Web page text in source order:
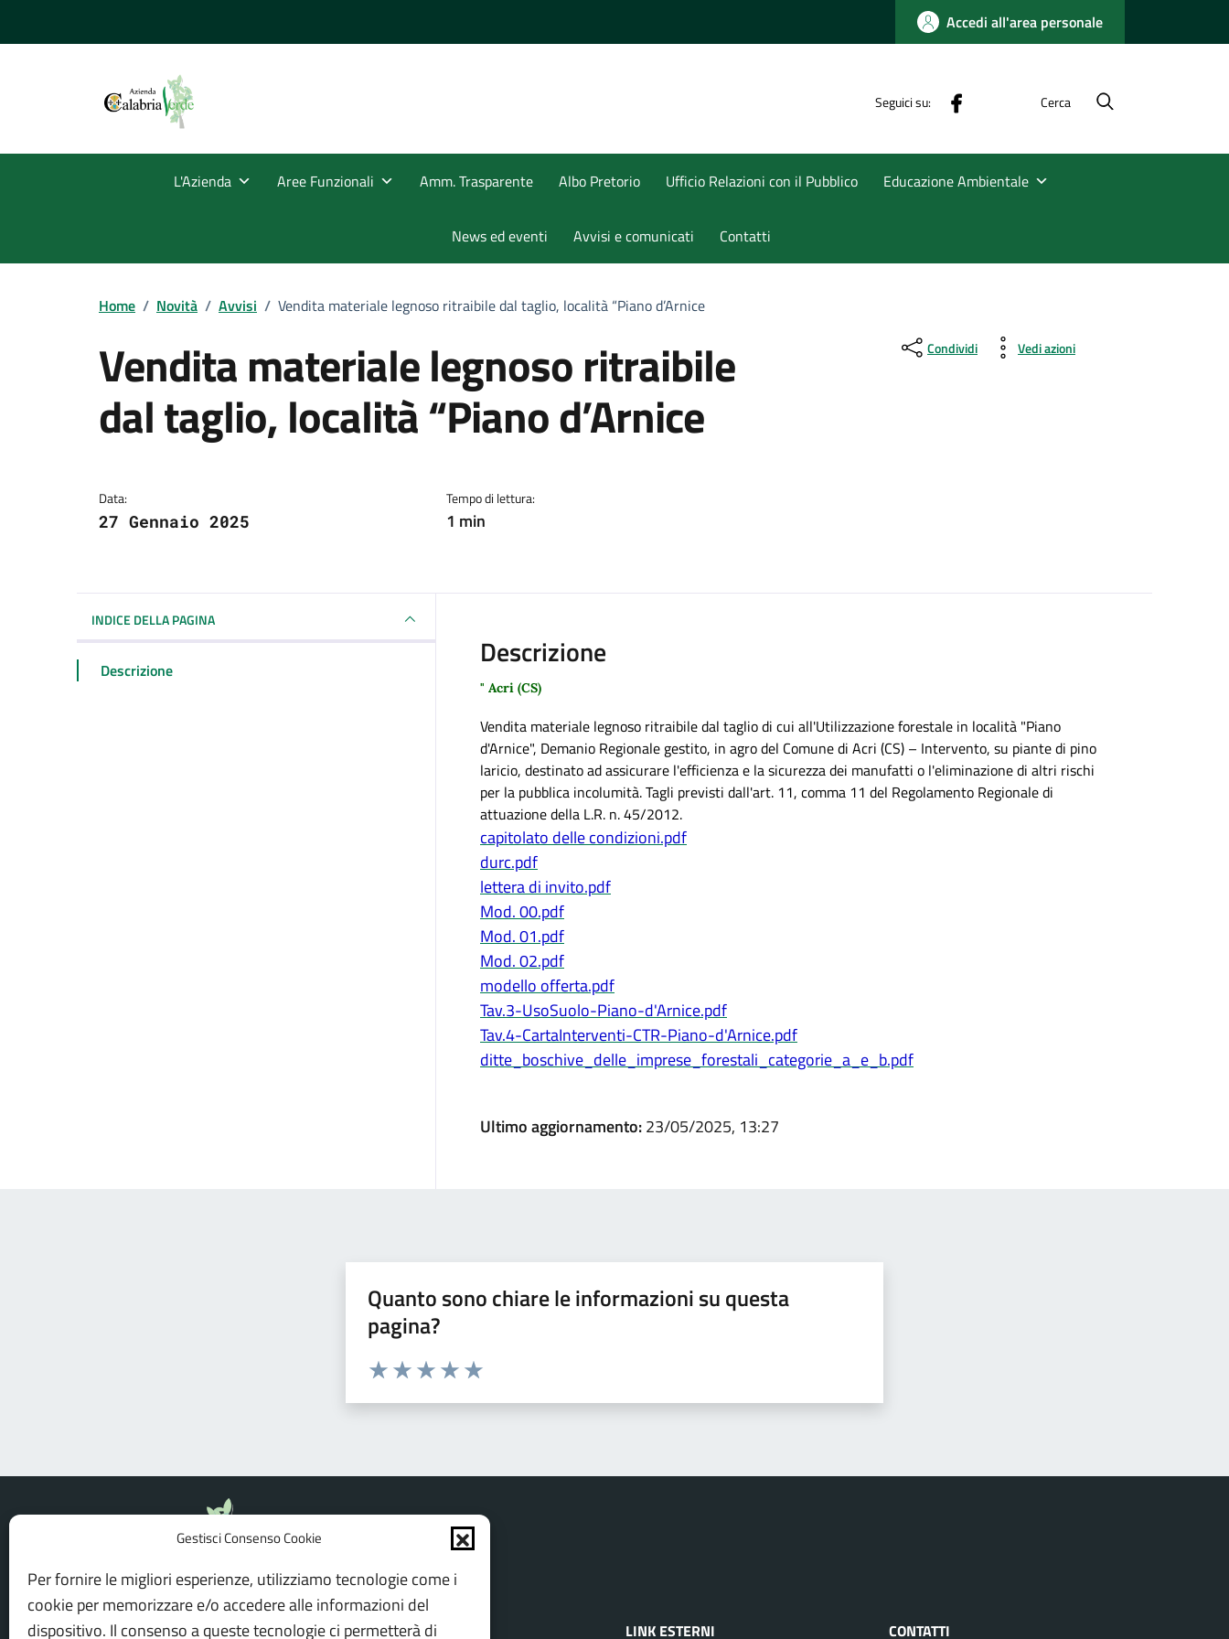
Gestisci Consenso Cookie
Per fornire le migliori esperienze, utilizziamo tecnologie come i
cookie per memorizzare e/o accedere alle informazioni del
dispositivo. Il consenso a queste tecnologie ci permetterà di
Accedi all'area personale
Seguici su: Cerca
L'Azienda Aree Funzionali Amm. Trasparente Albo Pretorio Ufficio Relazioni con il Pubblico Educazione Ambientale
News ed eventi Avvisi e comunicati Contatti
Home / Novità / Avvisi / Vendita materiale legnoso ritraibile dal taglio, località “Piano d’Arnice
Vendita materiale legnoso ritraibile
dal taglio, località “Piano d’Arnice
Data:
27 Gennaio 2025
Tempo di lettura:
1 min
Condividi Vedi azioni
INDICE DELLA PAGINA
Descrizione Descrizione
" Acri (CS)
Vendita materiale legnoso ritraibile dal taglio di cui all'Utilizzazione forestale in località "Piano
d'Arnice", Demanio Regionale gestito, in agro del Comune di Acri (CS) – Intervento, su piante di pino
laricio, destinato ad assicurare l'efficienza e la sicurezza dei manufatti o l'eliminazione di altri rischi
per la pubblica incolumità. Tagli previsti dall'art. 11, comma 11 del Regolamento Regionale di
attuazione della L.R. n. 45/2012.
capitolato delle condizioni.pdf
durc.pdf
lettera di invito.pdf
Mod. 00.pdf
Mod. 01.pdf
Mod. 02.pdf
modello offerta.pdf
Tav.3-UsoSuolo-Piano-d'Arnice.pdf
Tav.4-CartaInterventi-CTR-Piano-d'Arnice.pdf
ditte_boschive_delle_imprese_forestali_categorie_a_e_b.pdf
Ultimo aggiornamento:23/05/2025, 13:27
Quanto sono chiare le informazioni su questa
pagina?
Azienda Calabria Verde LINK UTILI LINK ESTERNI CONTATTI